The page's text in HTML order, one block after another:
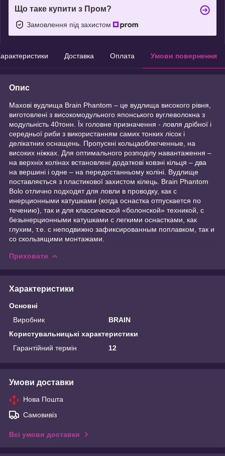
Що таке купити з Пром?
Замовлення під захистом
Доставка Оплата Умови повернення
Опис
Махові вудлища Brain Phantom – це вудлища високого рівня,
виготовлені з високомодульного японського вуглеволокна з
модульність 40тонн. Їх головне призначення - ловля дрібної і
середньої риби з використанням самих тонких лісок і
делікатних оснащень. Пропускні кольцаоблегченные, на
високих ніжках. Для оптимального розподілу навантаження –
на верхніх колінах встановлені додаткові ковзні кільця – два
на вершині і одне – на передостанньому коліні. Вудлище
поставляється з пластикової захистом кілець. Brain Phantom
Bolo отлично подходят для ловли в проводку, как с
инерционными катушками (когда оснастка отпускается по
течению), так и для классической «болонской» техникой, с
безынерционными катушками с легкими оснастками, как
глухим, т.е. с неподвижно зафиксированным поплавком, так и
со скользящими монтажами.
Приховати
Характеристики
Основні
Виробник
BRAIN
Користувальницькі характеристики
Гарантійний термін
12
Умови доставки
Нова Пошта
Самовивіз
Всі умови доставки